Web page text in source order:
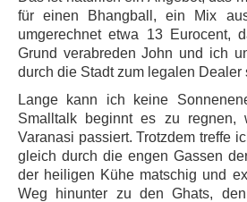
für einen Bhangball, ein Mix
umgerechnet etwa 13 Eurocent,
Grund verabreden John und ich
durch die Stadt zum legalen Dealer
Lange kann ich keine
Smalltalk beginnt es zu
Varanasi passiert. Trotzdem treffe
gleich durch die engen Gassen
der heiligen Kühe matschig und
Weg hinunter zu den Ghats,